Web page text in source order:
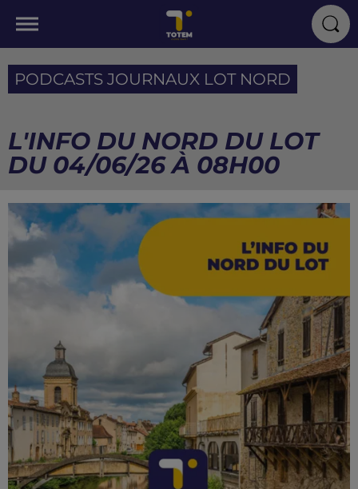
PODCASTS JOURNAUX LOT NORD
L'INFO DU NORD DU LOT
DU 04/06/26 À 08H00